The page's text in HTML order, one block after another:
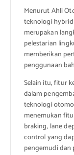
Menurut Ahli
teknologi
merupakan
pelestarian
memberikan
penggunaan
Selain itu, fitur
dalam
teknologi
menemukan
braking, lane
control yang
pengemudi dan